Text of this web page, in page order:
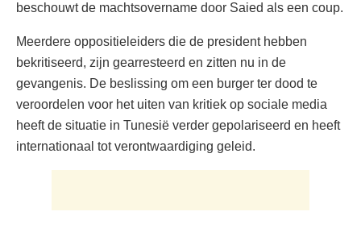
beschouwt de machtsovername door Saied als een coup.
Meerdere oppositieleiders die de president hebben
bekritiseerd, zijn gearresteerd en zitten nu in de
gevangenis. De beslissing om een burger ter dood te
veroordelen voor het uiten van kritiek op sociale media
heeft de situatie in Tunesië verder gepolariseerd en heeft
internationaal tot verontwaardiging geleid.